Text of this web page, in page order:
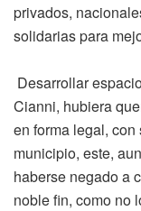
privados,
solidarias para
Desarrollar
Cianni, hubiera
en forma legal,
municipio, este,
haberse negado a
noble fin, como no